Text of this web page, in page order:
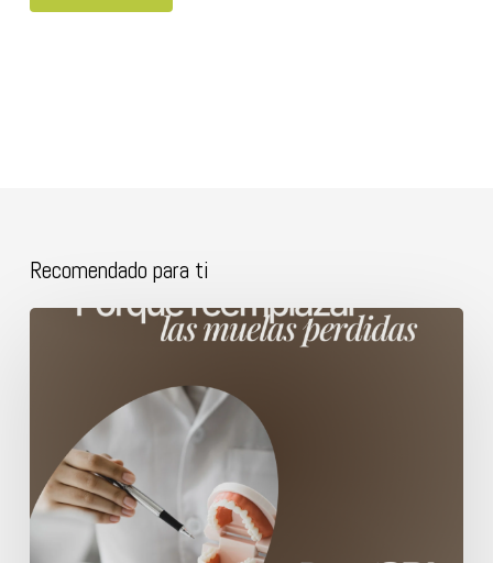
Recomendado para ti
Porque
muelas
perdidas.